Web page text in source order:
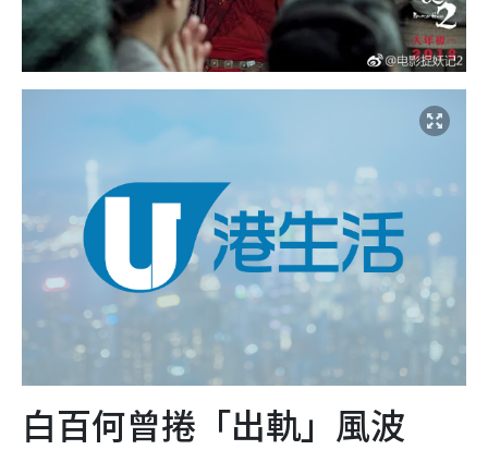
白百何曾捲「出軌」風波